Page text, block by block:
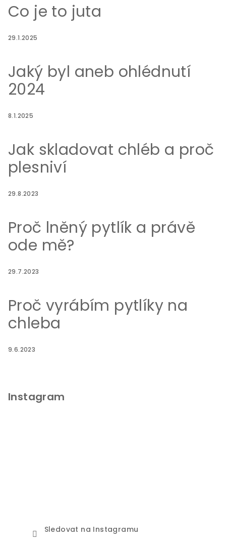
Co je to juta
29.1.2025
Jaký byl aneb ohlédnutí
2024
8.1.2025
Jak skladovat chléb a proč
plesniví
29.8.2023
Proč lněný pytlík a právě
ode mě?
29.7.2023
Proč vyrábím pytlíky na
chleba
9.6.2023
Instagram
Sledovat na Instagramu